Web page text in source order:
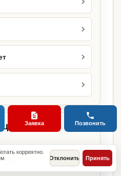
по этому
городе,
городскую
корректно.
Отклонить Принять
Заявка Позвонить